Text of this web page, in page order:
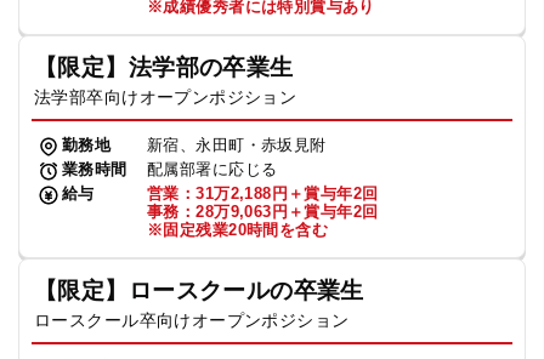
※成績優秀者には特別賞与あり
【限定】法学部の卒業生
法学部卒向けオープンポジション
勤務地
新宿、永田町・赤坂見附
業務時間
配属部署に応じる
給与
営業：31万2,188円＋賞与年2回
事務：28万9,063円＋賞与年2回
※固定残業20時間を含む
【限定】ロースクールの卒業生
ロースクール卒向けオープンポジション